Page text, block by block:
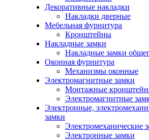
Декоративные накладки
Накладки дверные
Мебельная фурнитура
Кронштейны
Накладные замки
Накладные замки
Оконная фурнитура
Механизмы оконные
Электромагнитные замки
Монтажные
Электромагнитные
Электронные,
замки
Электромеханические
Электронные замки